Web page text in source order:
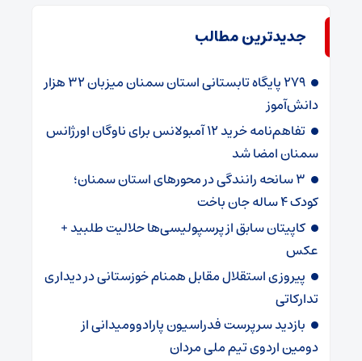
جدیدترین مطالب
۲۷۹ پایگاه تابستانی استان سمنان میزبان ۳۲ هزار
دانش‌آموز
تفاهم‌نامه خرید ۱۲ آمبولانس برای ناوگان اورژانس
سمنان امضا شد
۳ سانحه رانندگی در محورهای استان سمنان؛
کودک ۴ ساله جان باخت
کاپیتان سابق از پرسپولیسی‌ها حلالیت طلبید +
عکس
پیروزی استقلال مقابل همنام خوزستانی در دیداری
تدارکاتی
بازدید سرپرست فدراسیون پارادوومیدانی از
دومین اردوی تیم ملی مردان